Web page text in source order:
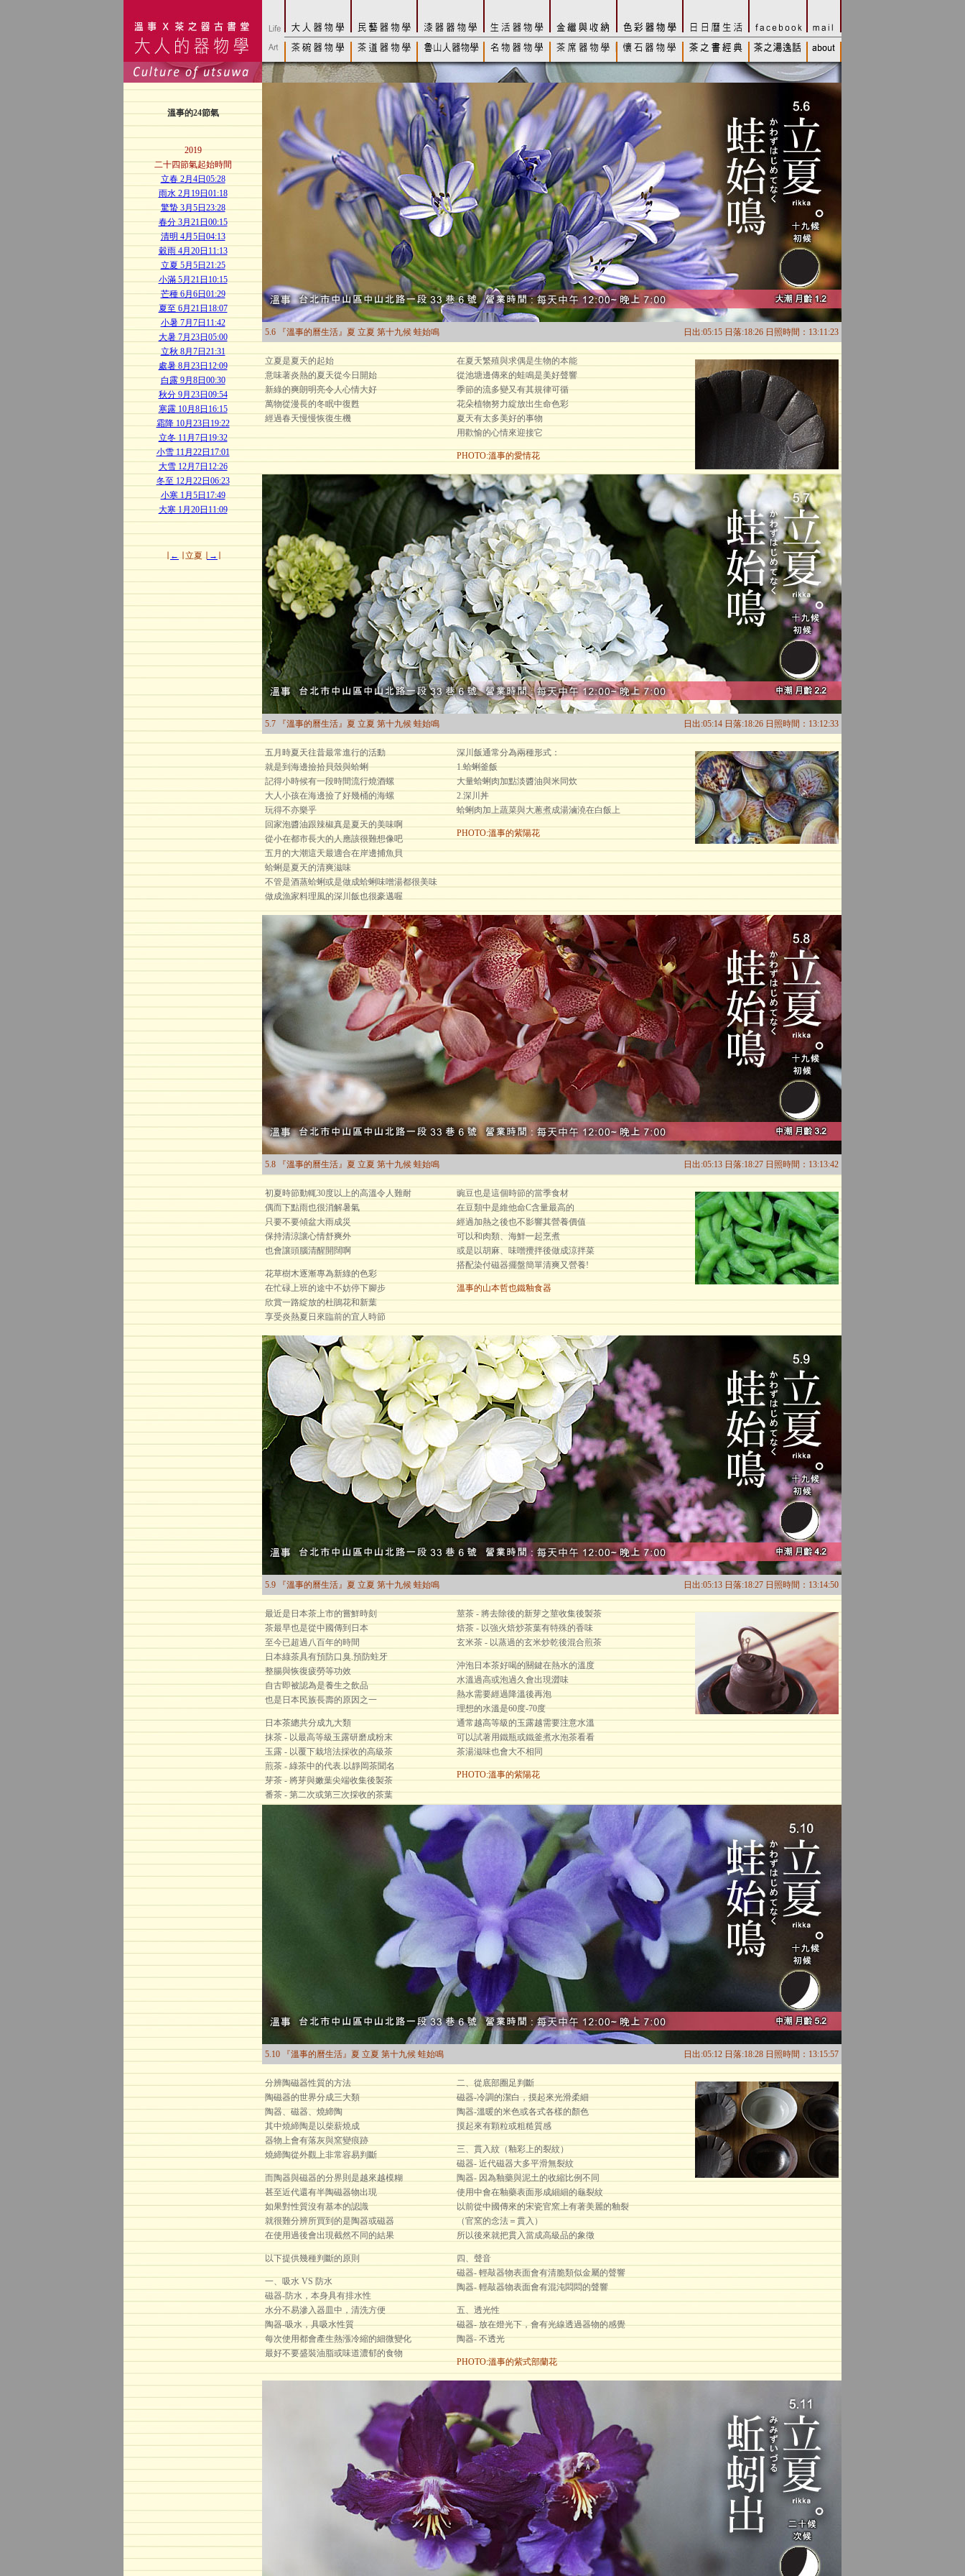
溫事的24節氣
2019
二十四節氣起始時間
立春 2月4日05:28
雨水 2月19日01:18
驚蟄 3月5日23:28
春分 3月21日00:15
清明 4月5日04:13
穀雨 4月20日11:13
立夏 5月5日21:25
小滿 5月21日10:15
芒種 6月6日01:29
夏至 6月21日18:07
小暑 7月7日11:42
大暑 7月23日05:00
立秋 8月7日21:31
處暑 8月23日12:09
白露 9月8日00:30
秋分 9月23日09:54
寒露 10月8日16:15
霜降 10月23日19:22
立冬 11月7日19:32
小雪 11月22日17:01
大雪 12月7日12:26
冬至 12月22日06:23
小寒 1月5日17:49
大寒 1月20日11:09
← ∣ 立夏 ∣ →
5.6 『溫事的曆生活』夏 立夏 第十九候 蛙始鳴 日出:05:15 日落:18:26 日照時間：13:11:23
立夏是夏天的起始
意味著炎熱的夏天從今日開始
新綠的爽朗明亮令人心情大好
萬物從漫長的冬眠中復甦
經過春天慢慢恢復生機
在夏天繁殖與求偶是生物的本能
從池塘邊傳來的蛙鳴是美好聲響
季節的流多變又有其規律可循
花朵植物努力綻放出生命色彩
夏天有太多美好的事物
用歡愉的心情來迎接它
PHOTO:溫事的愛情花
5.7 『溫事的曆生活』夏 立夏 第十九候 蛙始鳴 日出:05:14 日落:18:26 日照時間：13:12:33
五月時夏天往昔最常進行的活動
就是到海邊撿拾貝殼與蛤蜊
記得小時候有一段時間流行燒酒螺
大人小孩在海邊撿了好幾桶的海螺
玩得不亦樂乎
回家泡醬油跟辣椒真是夏天的美味啊
從小在都市長大的人應該很難想像吧
五月的大潮這天最適合在岸邊捕魚貝
蛤蜊是夏天的清爽滋味
不管是酒蒸蛤蜊或是做成蛤蜊味噌湯都很美味
做成漁家料理風的深川飯也很豪邁喔
深川飯通常分為兩種形式：
1.蛤蜊釜飯
大量蛤蜊肉加點淡醬油與米同炊
2.深川丼
蛤蜊肉加上蔬菜與大蔥煮成湯滷澆在白飯上
PHOTO:溫事的紫陽花
5.8 『溫事的曆生活』夏 立夏 第十九候 蛙始鳴 日出:05:13 日落:18:27 日照時間：13:13:42
初夏時節動輒30度以上的高溫令人難耐
偶而下點雨也很消解暑氣
只要不要傾盆大雨成災
保持清涼讓心情舒爽外
也會讓頭腦清醒開闊啊
花草樹木逐漸專為新綠的色彩
在忙碌上班的途中不妨停下腳步
欣賞一路綻放的杜鵑花和新葉
享受炎熱夏日來臨前的宜人時節
豌豆也是這個時節的當季食材
在豆類中是維他命C含量最高的
經過加熱之後也不影響其營養價值
可以和肉類、海鮮一起烹煮
或是以胡麻、味噌攪拌後做成涼拌菜
搭配染付磁器擺盤簡單清爽又營養!
溫事的山本哲也鐵釉食器
5.9 『溫事的曆生活』夏 立夏 第十九候 蛙始鳴 日出:05:13 日落:18:27 日照時間：13:14:50
最近是日本茶上市的嘗鮮時刻
茶最早也是從中國傳到日本
至今已超過八百年的時間
日本綠茶具有預防口臭.預防蛀牙
整腸與恢復疲勞等功效
自古即被認為是養生之飲品
也是日本民族長壽的原因之一
日本茶總共分成九大類
抹茶 - 以最高等級玉露研磨成粉末
玉露 - 以覆下栽培法採收的高級茶
煎茶 - 綠茶中的代表.以靜岡茶聞名
芽茶 - 將芽與嫩葉尖端收集後製茶
番茶 - 第二次或第三次採收的茶葉
莖茶 - 將去除後的新芽之莖收集後製茶
焙茶 - 以強火焙炒茶葉有特殊的香味
玄米茶 - 以蒸過的玄米炒乾後混合煎茶
沖泡日本茶好喝的關鍵在熱水的溫度
水溫過高或泡過久會出現澀味
熱水需要經過降溫後再泡
理想的水溫是60度-70度
通常越高等級的玉露越需要注意水溫
可以試著用鐵瓶或鐵釜煮水泡茶看看
茶湯滋味也會大不相同
PHOTO:溫事的紫陽花
5.10 『溫事的曆生活』夏 立夏 第十九候 蛙始鳴 日出:05:12 日落:18:28 日照時間：13:15:57
分辨陶磁器性質的方法
陶磁器的世界分成三大類
陶器、磁器、燒締陶
其中燒締陶是以柴薪燒成
器物上會有落灰與窯變痕跡
燒締陶從外觀上非常容易判斷
而陶器與磁器的分界則是越來越模糊
甚至近代還有半陶磁器物出現
如果對性質沒有基本的認識
就很難分辨所買到的是陶器或磁器
在使用過後會出現截然不同的結果
以下提供幾種判斷的原則
一、吸水 VS 防水
磁器-防水，本身具有排水性
水分不易滲入器皿中，清洗方便
陶器-吸水，具吸水性質
每次使用都會產生熱漲冷縮的細微變化
最好不要盛裝油脂或味道濃郁的食物
二、從底部圈足判斷
磁器-冷調的潔白，摸起來光滑柔細
陶器-溫暖的米色或各式各樣的顏色
摸起來有顆粒或粗糙質感
三、貫入紋（釉彩上的裂紋）
磁器- 近代磁器大多平滑無裂紋
陶器- 因為釉藥與泥土的收縮比例不同
使用中會在釉藥表面形成細細的龜裂紋
以前從中國傳來的宋瓷官窯上有著美麗的釉裂
（官窯的念法＝貫入）
所以後來就把貫入當成高級品的象徵
四、聲音
磁器- 輕敲器物表面會有清脆類似金屬的聲響
陶器- 輕敲器物表面會有混沌悶悶的聲響
五、透光性
磁器- 放在燈光下，會有光線透過器物的感覺
陶器- 不透光
PHOTO:溫事的紫式部蘭花